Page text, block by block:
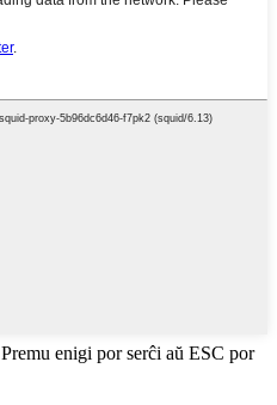
Premu enigi por serĉi aŭ ESC por